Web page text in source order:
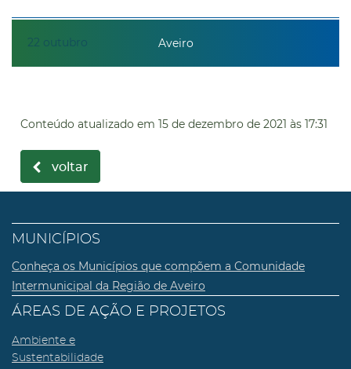
22 outubro Aveiro
Conteúdo atualizado em 15 de dezembro de 2021 às 17:31
voltar
MUNICÍPIOS
Conheça os Municípios que compõem a Comunidade
Intermunicipal da Região de Aveiro
ÁREAS DE AÇÃO E PROJETOS
Ambiente e
Sustentabilidade